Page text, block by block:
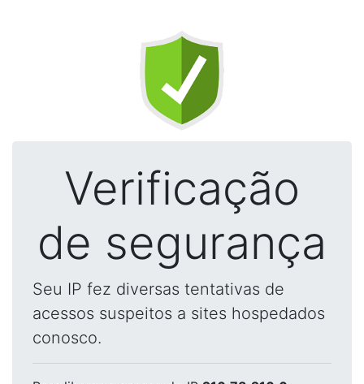
Verificação
de segurança
Seu IP fez diversas tentativas de
acessos suspeitos a sites hospedados
conosco.